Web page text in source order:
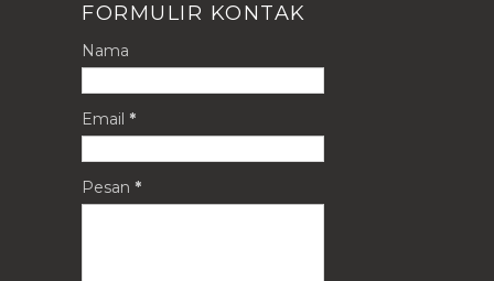
FORMULIR KONTAK
Nama
Email *
Pesan *